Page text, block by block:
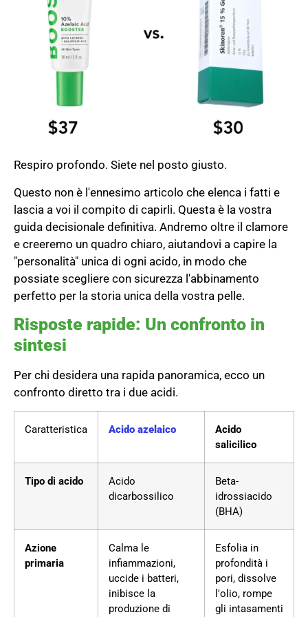
Respiro profondo. Siete nel posto giusto.
Questo non è l'ennesimo articolo che elenca i fatti e
lascia a voi il compito di capirli. Questa è la vostra
guida decisionale definitiva. Andremo oltre il clamore
e creeremo un quadro chiaro, aiutandovi a capire la
"personalità" unica di ogni acido, in modo che
possiate scegliere con sicurezza l'abbinamento
perfetto per la storia unica della vostra pelle.
Risposte rapide: Un confronto in
sintesi
Per chi desidera una rapida panoramica, ecco un
confronto diretto tra i due acidi.
Caratteristica Acido azelaico
Acido
salicilico
Tipo di acido
Acido
dicarbossilico
Beta-
idrossiacido
(BHA)
Azione
primaria
Calma le
infiammazioni,
uccide i batteri,
inibisce la
produzione di
Esfolia in
profondità i
pori, dissolve
l'olio, rompe
gli intasamenti